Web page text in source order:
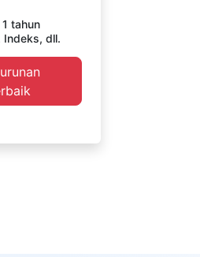
tahun
Indeks, dll.